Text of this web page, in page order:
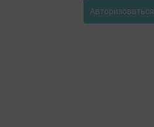
Авторизоваться